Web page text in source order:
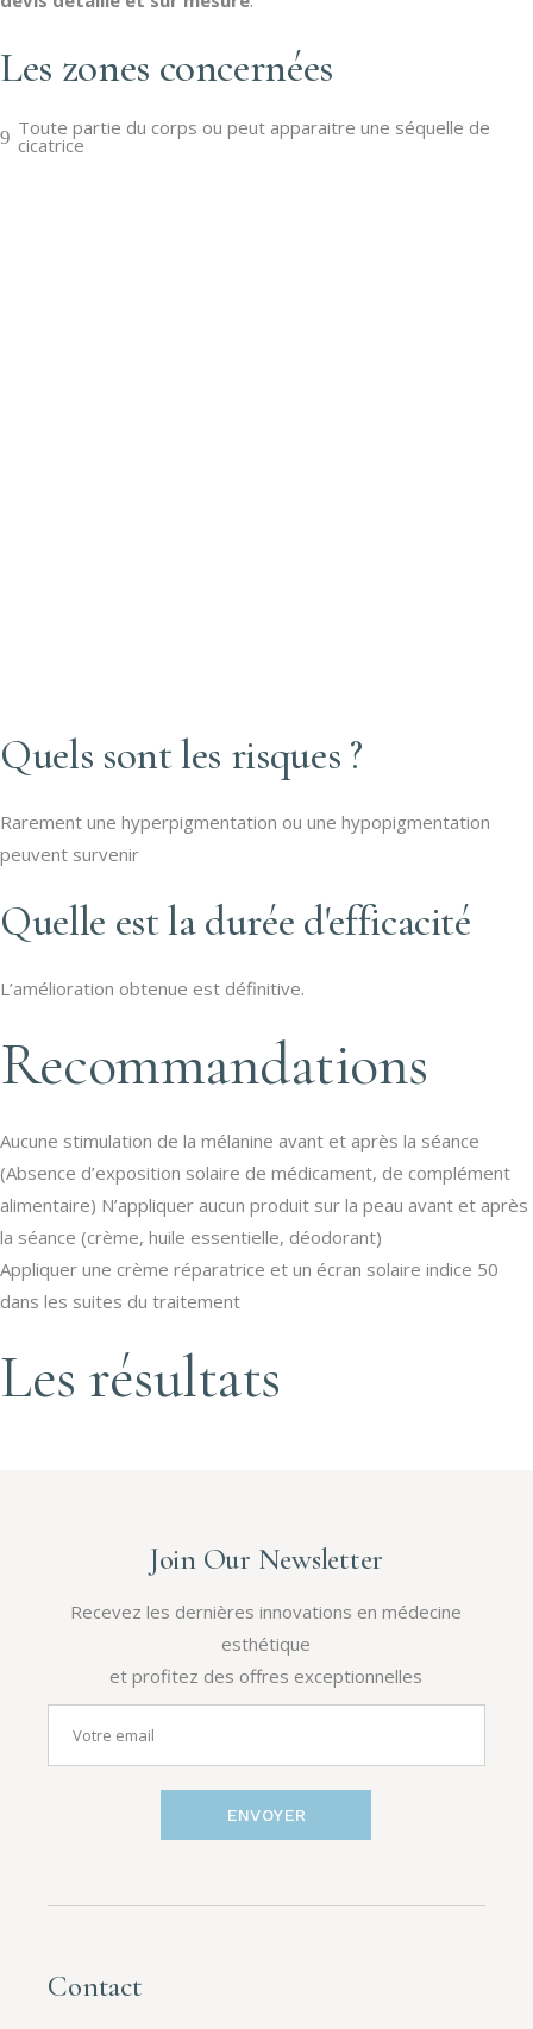
Les zones concernées
Toute partie du corps ou peut apparaitre une séquelle de
cicatrice
Quels sont les risques ?
Rarement une hyperpigmentation ou une hypopigmentation
peuvent survenir
Quelle est la durée d'efficacité
L’amélioration obtenue est définitive.
Recommandations
Aucune stimulation de la mélanine avant et après la séance
(Absence d’exposition solaire de médicament, de complément
alimentaire) N’appliquer aucun produit sur la peau avant et après
la séance (crème, huile essentielle, déodorant)
Appliquer une crème réparatrice et un écran solaire indice 50
dans les suites du traitement
Les résultats
Join Our Newsletter
Recevez les dernières innovations en médecine
esthétique
et profitez des offres exceptionnelles
ENVOYER
Contact